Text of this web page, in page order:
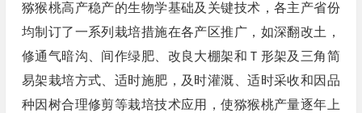
猕猴桃高产稳产的生物学基础及关键技术，各主产省份
均制订了一系列栽培措施在各产区推广，如深翻改土，
修通气暗沟、间作绿肥、改良大棚架和Ｔ形架及三角简
易架栽培方式、适时施肥，及时灌溉、适时采收和因品
种因树合理修剪等栽培技术应用，使猕猴桃产量逐年上